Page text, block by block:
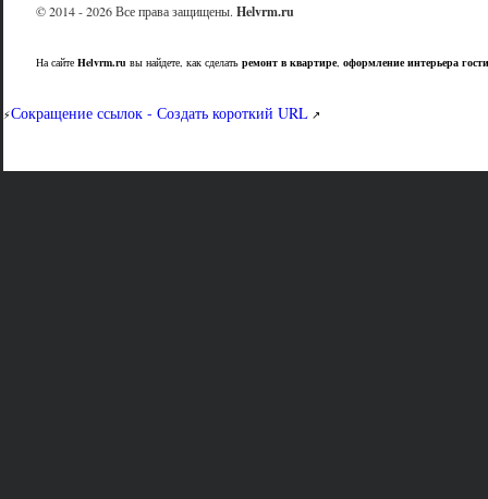
© 2014 - 2026 Все права защищены. Helvrm.ru
На сайте Helvrm.ru вы найдете, как сделать ремонт в квартире, оформление интерьера
⚡Сокращение ссылок - Создать короткий URL↗